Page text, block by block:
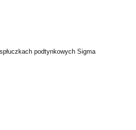
podtynkowych Sigma